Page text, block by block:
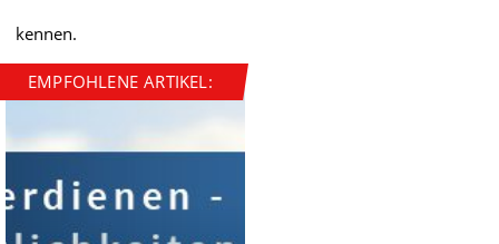
kennen.
EMPFOHLENE ARTIKEL: